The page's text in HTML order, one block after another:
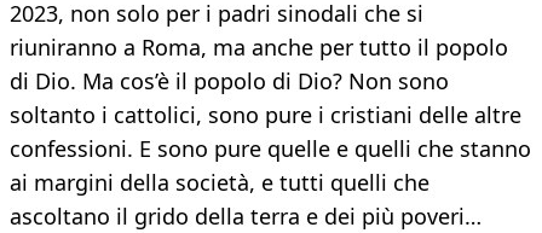
2023, non solo per i padri sinodali che si
riuniranno a Roma, ma anche per tutto il popolo
di Dio. Ma cos’è il popolo di Dio? Non sono
soltanto i cattolici, sono pure i cristiani delle altre
confessioni. E sono pure quelle e quelli che stanno
ai margini della società, e tutti quelli che
ascoltano il grido della terra e dei più poveri…